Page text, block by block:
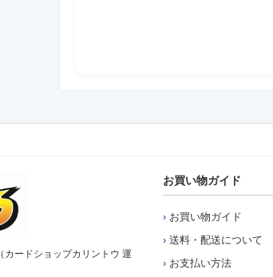
ードショップカリントウ 運
お買い物ガイド
お買い物ガイド
送料・配送について
お支払い方法